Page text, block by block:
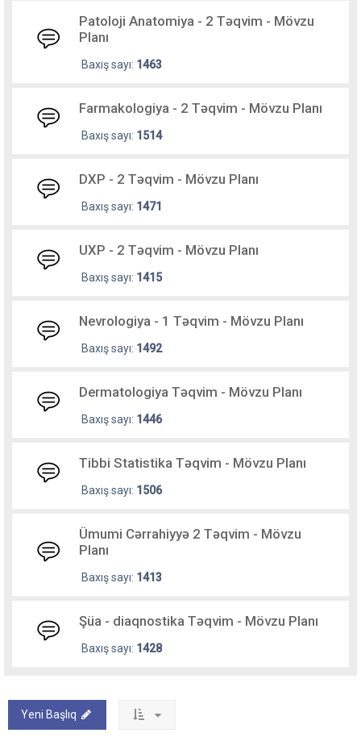
Patoloji Anatomiya - 2 Təqvim - Mövzu
Planı
Baxış sayı: 1463
Farmakologiya - 2 Təqvim - Mövzu Planı
Baxış sayı: 1514
DXP - 2 Təqvim - Mövzu Planı
Baxış sayı: 1471
UXP - 2 Təqvim - Mövzu Planı
Baxış sayı: 1415
Nevrologiya - 1 Təqvim - Mövzu Planı
Baxış sayı: 1492
Dermatologiya Təqvim - Mövzu Planı
Baxış sayı: 1446
Tibbi Statistika Təqvim - Mövzu Planı
Baxış sayı: 1506
Ümumi Cərrahiyyə 2 Təqvim - Mövzu
Planı
Baxış sayı: 1413
Şüa - diaqnostika Təqvim - Mövzu Planı
Baxış sayı: 1428
Yeni Başlıq